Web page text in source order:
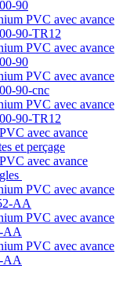
90
PVC avec avance
90-TR12
PVC avec avance
90
PVC avec avance
90-cnc
PVC avec avance
90-TR12
avec avance
et perçage
avec avance
PVC avec avance
AA
PVC avec avance
AA
PVC avec avance
AA